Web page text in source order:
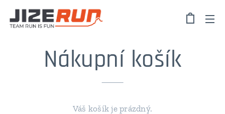
Nákupní košík
Váš košík je prázdný.